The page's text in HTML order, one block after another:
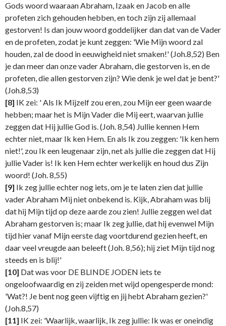
Gods woord waaraan Abraham, Izaak en Jacob en alle
profeten zich gehouden hebben, en toch zijn zij allemaal
gestorven! Is dan jouw woord goddelijker dan dat van de Vader
en de profeten, zodat je kunt zeggen: 'Wie Mijn woord zal
houden, zal de dood in eeuwigheid niet smaken!' (Joh.8,52) Ben
je dan meer dan onze vader Abraham, die gestorven is, en de
profeten, die allen gestorven zijn? Wie denk je wel dat je bent?'
(Joh.8,53)
[8] IK zei: ' Als Ik Mijzelf zou eren, zou Mijn eer geen waarde
hebben; maar het is Mijn Vader die Mij eert, waarvan jullie
zeggen dat Hij jullie God is. (Joh. 8,54) Jullie kennen Hem
echter niet, maar Ik ken Hem. En als Ik zou zeggen: 'Ik ken hem
niet!', zou Ik een leugenaar zijn, net als jullie die zeggen dat Hij
jullie Vader is! Ik ken Hem echter werkelijk en houd dus Zijn
woord! (Joh. 8,55)
[9] Ik zeg jullie echter nog iets, om je te laten zien dat jullie
vader Abraham Mij niet onbekend is. Kijk, Abraham was blij
dat hij Mijn tijd op deze aarde zou zien! Jullie zeggen wel dat
Abraham gestorven is; maar Ik zeg jullie, dat hij evenwel Mijn
tijd hier vanaf Mijn eerste dag voortdurend gezien heeft, en
daar veel vreugde aan beleeft (Joh. 8,56); hij ziet Mijn tijd nog
steeds en is blij!'
[10] Dat was voor DE BLINDE JODEN iets te
ongeloofwaardig en zij zeiden met wijd opengesperde mond:
'Wat?! Je bent nog geen vijftig en jij hebt Abraham gezien?'
(Joh.8,57)
[11] IK zei: 'Waarlijk, waarlijk, Ik zeg jullie: Ik was er oneindig